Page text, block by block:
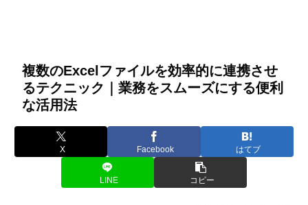
複数のExcelファイルを効率的に連携させ
るテクニック｜業務をスムーズにする便利
な活用法
X Facebook はてブ
LINE コピー